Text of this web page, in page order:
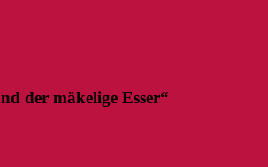
der mäkelige Esser“